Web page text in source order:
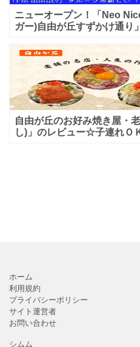
ニューオープン！「Neo
ガー)自由が丘すずかけ通り
自由が丘のお好み焼き屋・
し)」のレビュー☆子連れＯ
ホーム
利用規約
プライバシーポリシー
サイト運営者
お問い合わせ
シムム